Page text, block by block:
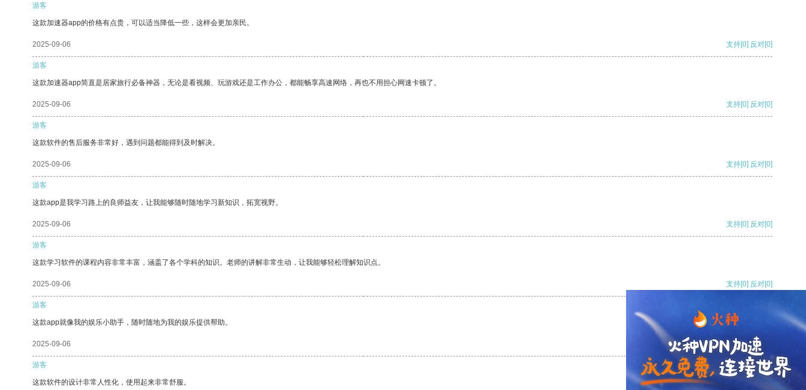
游客
这款加速器app的价格有点贵，可以适当降低一些，这样会更加亲民。
2025-09-06 支持[0] 反对[0]
游客
这款加速器app简直是居家旅行必备神器，无论是看视频、玩游戏还是工作办公，都能畅享高速网络，再也不用担心网速卡顿了。
2025-09-06 支持[0] 反对[0]
游客
这款软件的售后服务非常好，遇到问题都能得到及时解决。
2025-09-06 支持[0] 反对[0]
游客
这款app是我学习路上的良师益友，让我能够随时随地学习新知识，拓宽视野。
2025-09-06 支持[0] 反对[0]
游客
这款学习软件的课程内容非常丰富，涵盖了各个学科的知识。老师的讲解非常生动，让我能够轻松理解知识点。
2025-09-06 支持[0] 反对[0]
游客
这款app就像我的娱乐小助手，随时随地为我的娱乐提供帮助。
2025-09-06 支持[0] 反对
游客
这款软件的设计非常人性化，使用起来非常舒服。